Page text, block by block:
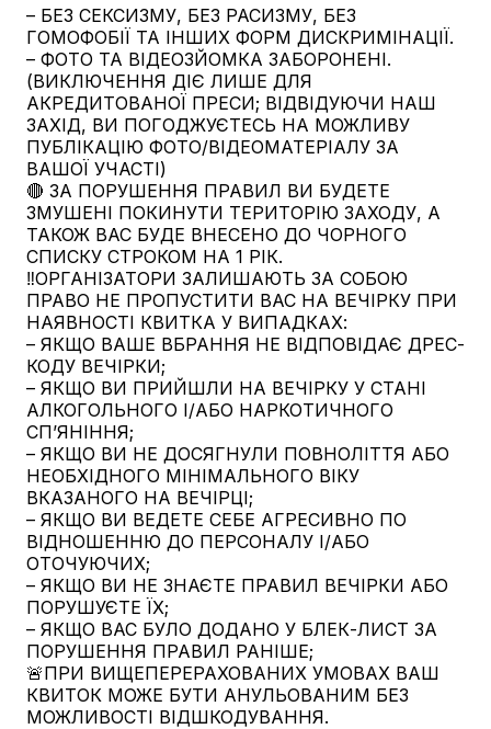
– БЕЗ СЕКСИЗМУ, БЕЗ РАСИЗМУ, БЕЗ
ГОМОФОБІЇ ТА ІНШИХ ФОРМ ДИСКРИМІНАЦІЇ.
– ФОТО ТА ВІДЕОЗЙОМКА ЗАБОРОНЕНІ.
(ВИКЛЮЧЕННЯ ДІЄ ЛИШЕ ДЛЯ
АКРЕДИТОВАНОЇ ПРЕСИ; ВІДВІДУЮЧИ НАШ
ЗАХІД, ВИ ПОГОДЖУЄТЕСЬ НА МОЖЛИВУ
ПУБЛІКАЦІЮ ФОТО/ВІДЕОМАТЕРІАЛУ ЗА
ВАШОЇ УЧАСТІ)
🔴 ЗА ПОРУШЕННЯ ПРАВИЛ ВИ БУДЕТЕ
ЗМУШЕНІ ПОКИНУТИ ТЕРИТОРІЮ ЗАХОДУ, А
ТАКОЖ ВАС БУДЕ ВНЕСЕНО ДО ЧОРНОГО
СПИСКУ СТРОКОМ НА 1 РІК.
‼️ОРГАНІЗАТОРИ ЗАЛИШАЮТЬ ЗА СОБОЮ
ПРАВО НЕ ПРОПУСТИТИ ВАС НА ВЕЧІРКУ ПРИ
НАЯВНОСТІ КВИТКА У ВИПАДКАХ:
– ЯКЩО ВАШЕ ВБРАННЯ НЕ ВІДПОВІДАЄ ДРЕС-
КОДУ ВЕЧІРКИ;
– ЯКЩО ВИ ПРИЙШЛИ НА ВЕЧІРКУ У СТАНІ
АЛКОГОЛЬНОГО І/АБО НАРКОТИЧНОГО
СПʼЯНІННЯ;
– ЯКЩО ВИ НЕ ДОСЯГНУЛИ ПОВНОЛІТТЯ АБО
НЕОБХІДНОГО МІНІМАЛЬНОГО ВІКУ
ВКАЗАНОГО НА ВЕЧІРЦІ;
– ЯКЩО ВИ ВЕДЕТЕ СЕБЕ АГРЕСИВНО ПО
ВІДНОШЕННЮ ДО ПЕРСОНАЛУ І/АБО
ОТОЧУЮЧИХ;
– ЯКЩО ВИ НЕ ЗНАЄТЕ ПРАВИЛ ВЕЧІРКИ АБО
ПОРУШУЄТЕ ЇХ;
– ЯКЩО ВАС БУЛО ДОДАНО У БЛЕК-ЛИСТ ЗА
ПОРУШЕННЯ ПРАВИЛ РАНІШЕ;
🚨ПРИ ВИЩЕПЕРЕРАХОВАНИХ УМОВАХ ВАШ
КВИТОК МОЖЕ БУТИ АНУЛЬОВАНИМ БЕЗ
МОЖЛИВОСТІ ВІДШКОДУВАННЯ.